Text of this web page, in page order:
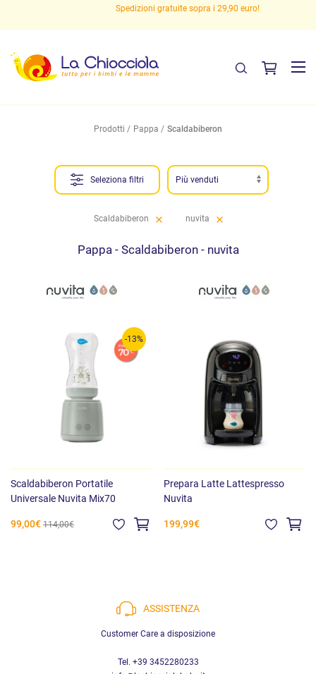
Spedizioni gratuite sopra i 29,90 euro!
Prodotti Pappa Scaldabiberon
Seleziona filtri
Scaldabiberon nuvita
Pappa - Scaldabiberon - nuvita
-13%
Scaldabiberon Portatile
Universale Nuvita Mix70
99,00€ 114,00€
Prepara Latte Lattespresso
Nuvita
199,99€
ASSISTENZA
Customer Care a disposizione
Tel. +39 3452280233